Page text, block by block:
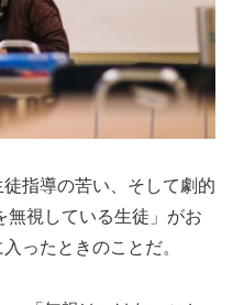
指導の苦い、そして劇的
無視している生徒」がお
ったときのことだ。